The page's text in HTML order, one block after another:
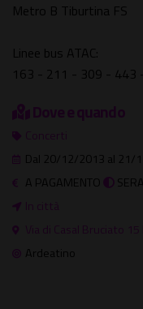
Metro B Tiburtina FS
Linee bus ATAC:
163 - 211 - 309 -
Dove e quando
Concerti
Dal 20/12/2013 al 21/
A PAGAMENTO
In città
Via di Casal Bruciato
Ardeatino